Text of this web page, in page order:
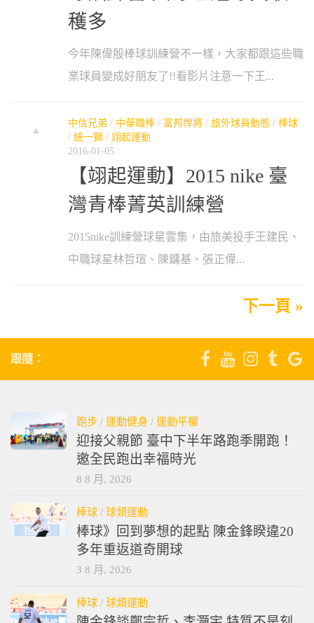
穫多
今年陳偉殷棒球訓練營不一樣，大家都跟這些職
業球員變成好朋友了!!看影片注意一下王...
中信兄弟 / 中華職棒 / 富邦悍將 / 旅外球員動態 / 棒球
/ 統一獅 / 翊起運動
2016-01-05
【翊起運動】2015 nike 臺
灣青棒菁英訓練營
2015nike訓練營球星雲集，由旅美投手王建民、
中職球星林哲瑄、陳鏞基、張正偉...
下一頁 »
跟隨：
跑步 / 運動健身 / 運動平權
迎接父親節 臺中下半年路跑季開跑！
邀全民跑出幸福時光
8 8 月, 2026
棒球 / 球類運動
棒球》回到夢想的起點 陳金鋒睽違20
多年重返道奇開球
3 8 月, 2026
棒球 / 球類運動